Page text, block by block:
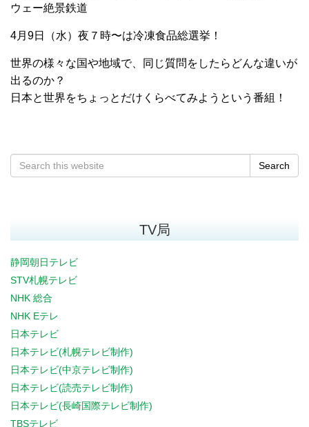
ウェー絶景鉄道
4月9日（水）夜７時〜は冷凍食品総選挙！
世界の様々な国や地域で、同じ質問をしたらどんな違いが
出るのか？
日本と世界をちょっとだけくらべてみようという番組！
Search
TV局
静岡朝日テレビ
STV札幌テレビ
NHK 総合
NHK Eテレ
日本テレビ
日本テレビ(札幌テレビ制作)
日本テレビ(中京テレビ制作)
日本テレビ(読売テレビ制作)
日本テレビ(長崎国際テレビ制作)
TBSテレビ